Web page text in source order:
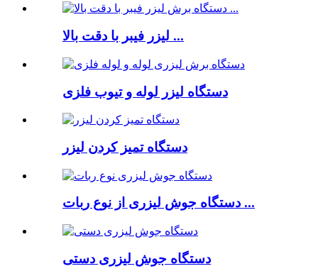
لیزر فیبر با دقت بالا ...
دستگاه لیزر لوله و تیوب فلزی
دستگاه تمیز کردن لیزر
دستگاه جوش لیزری از نوع ربات ...
دستگاه جوش لیزری دستی